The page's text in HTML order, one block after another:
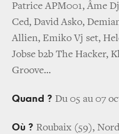
Patrice APM001, Âme
Ced, David Asko,
Allien, Emiko Vj set,
Jobse b2b The Hacker,
Groove...
Quand ? Du 05 au 07
Où ? Roubaix (59),